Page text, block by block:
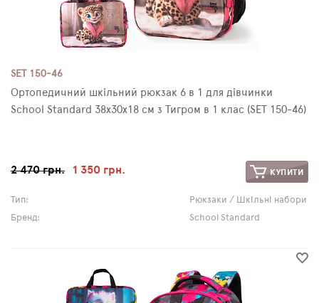
SET 150-46
Ортопедичний шкільний рюкзак 6 в 1 для дівчинки
School Standard 38х30х18 см з Тигром в 1 клас (SET 150-46)
2 470 грн. 1 350 грн. КУПИТИ
Тип:
Рюкзаки / Шкільні набори
Бренд:
School Standard